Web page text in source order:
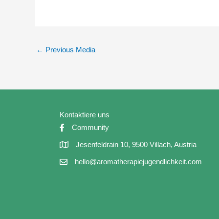
← Previous Media
Kontaktiere uns
Community
Jesenfeldrain 10, 9500 Villach, Austria
hello@aromatherapiejugendlichkeit.com